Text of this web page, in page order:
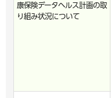
康保険データヘルス計画の取
り組み状況について